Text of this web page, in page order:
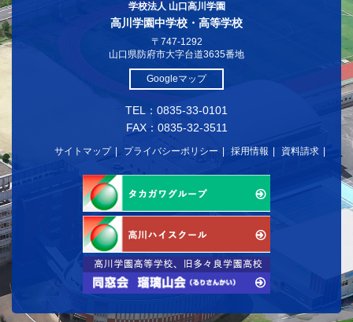
学校法人 山口高川学園
高川学園中学校・高等学校
〒747-1292
山口県防府市大字台道3635番地
Googleマップ
TEL：0835-33-0101
FAX：0835-32-3511
サイトマップ プライバシーポリシー 採用情報 資料請求